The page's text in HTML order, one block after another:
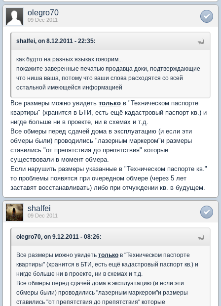
olegro70
09 Dec 2011
shalfei, on 8.12.2011 - 22:35:
как будто на разных языках говорим...
покажите заверенные печатью продавца доки, подтверждающие
что ниша ваша, потому что ваши слова расходятся со всей
остальной имеющейся информацией
Все размеры можно увидеть только в "Техническом паспорте
квартиры" (хранится в БТИ, есть ещё кадастровый паспорт кв.) и
нигде больше ни в проекте, ни в схемах и т.д.
Все обмеры перед сдачей дома в эксплуатацию (и если эти
обмеры были) проводились "лазерным маркером"и размеры
ставились "от препятствия до препятствия" которые
существовали в момент обмера.
Если нарушить размеры указанные в "Техническом паспорте кв."
то проблемы появятся при очередном обмере (через 5 лет
заставят восстанавливать) либо при отчуждении кв. в будущем.
shalfei
09 Dec 2011
olegro70, on 9.12.2011 - 08:26:
Все размеры можно увидеть только в "Техническом паспорте
квартиры" (хранится в БТИ, есть ещё кадастровый паспорт кв.) и
нигде больше ни в проекте, ни в схемах и т.д.
Все обмеры перед сдачей дома в эксплуатацию (и если эти
обмеры были) проводились "лазерным маркером"и размеры
ставились "от препятствия до препятствия" которые